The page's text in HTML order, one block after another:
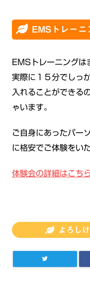
EMSトレーニ
EMSトレーニングは
実際に１５分でしっ
入れることができる
ゃいます。
ご自身にあったパー
に格安でご体験をい
体験会の詳細はこち
よろし